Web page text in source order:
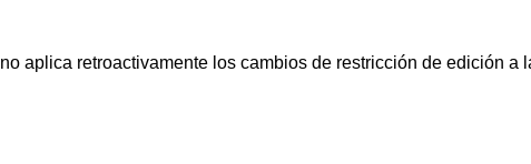
no aplica retroactivamente los cambios de restricción de edición a